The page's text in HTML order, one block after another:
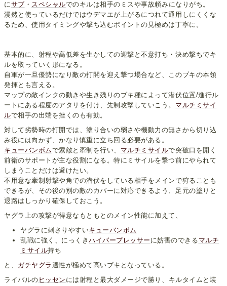
にサブ ・ スペシャルでのキルは相手のミスや事故頼みになりがち。
漫然と使っているだけではウデマエが上がるにつれて通用しにくくな
るため、使用タイミングや撃ち込むポイントの見極めは丁寧に。
基本的に、射程や高低差を生かしての迎撃と不意打ち・決め撃ちでキ
ルを取っていく形になる。
自軍が一旦優勢になり敵の打開を迎え撃つ場合など、このブキの本領
発揮とも言える。
マップの敵インクの動きや生き残りのブキ種によって潜伏位置/進行ル
ートにある程度のアタリを付け、先制攻撃していこう。 マルチミサイ
ルで相手の出端を挫くのも有効。
対して劣勢時の打開では、塗り合いの弱さや機動力の無さから切り込
み役には向かず、かなり慎重に立ち回る必要がある。
キューバンボムで索敵と牽制を行い、 マルチミサイルで突破口を開く
前衛のサポートが主な役割になる。特にミサイルを撃つ前にやられて
しまうことだけは避けたい。
不用意な牽制射撃や角での潜伏をしている相手をメインで狩ることも
できるが、その後の別の敵のカバーに対応できるよう、足元の塗りと
退路はしっかり確保しておこう。
ヤグラ上の攻撃が得意なもともとのメイン性能に加えて、
ヤグラに刺さりやすいキューバンボム
乱戦に強く、にっくきハイパープレッサー に妨害のできる マルチ
ミサイル持ち
と、 ガチヤグラ 適性が極めて高いブキとなっている。
ライバルの ヒッセン には射程と最大ダメージで勝り、キルタイムと装